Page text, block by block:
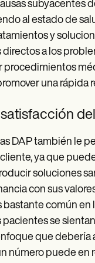
subyacentes
al estado de
y
directos a los
procedimientos
una rápida
DAP también le
ya que
soluciones
con sus
bastante común en
pacientes se
que debería
número puede en